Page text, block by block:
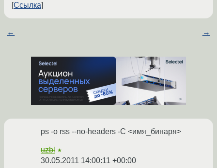
Ссылка
← →
ps -o rss --no-headers -C <имя_бинаря>
uzbl ★
30.05.2011 14:00:11 +00:00